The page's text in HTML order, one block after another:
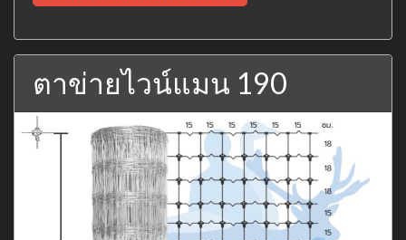
ตาข่ายไวน์แมน 190